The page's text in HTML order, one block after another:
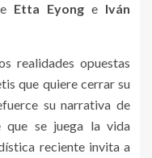
Etta Eyonge Iván
realidades opuestas
que quiere cerrar su
su narrativa de
que se juega la vida
reciente invita a